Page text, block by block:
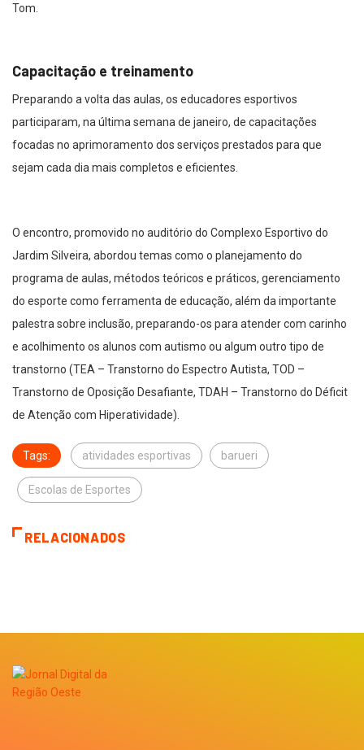
Tom.
Capacitação e treinamento
Preparando a volta das aulas, os educadores esportivos
participaram, na última semana de janeiro, de capacitações
focadas no aprimoramento dos serviços prestados para que
sejam cada dia mais completos e eficientes.
O encontro, promovido no auditório do Complexo Esportivo do
Jardim Silveira, abordou temas como o planejamento do
programa de aulas, métodos teóricos e práticos, gerenciamento
do esporte como ferramenta de educação, além da importante
palestra sobre inclusão, preparando-os para atender com carinho
e acolhimento os alunos com autismo ou algum outro tipo de
transtorno (TEA – Transtorno do Espectro Autista, TOD –
Transtorno de Oposição Desafiante, TDAH – Transtorno do Déficit
de Atenção com Hiperatividade).
Tags: atividades esportivas barueri
Escolas de Esportes
RELACIONADOS